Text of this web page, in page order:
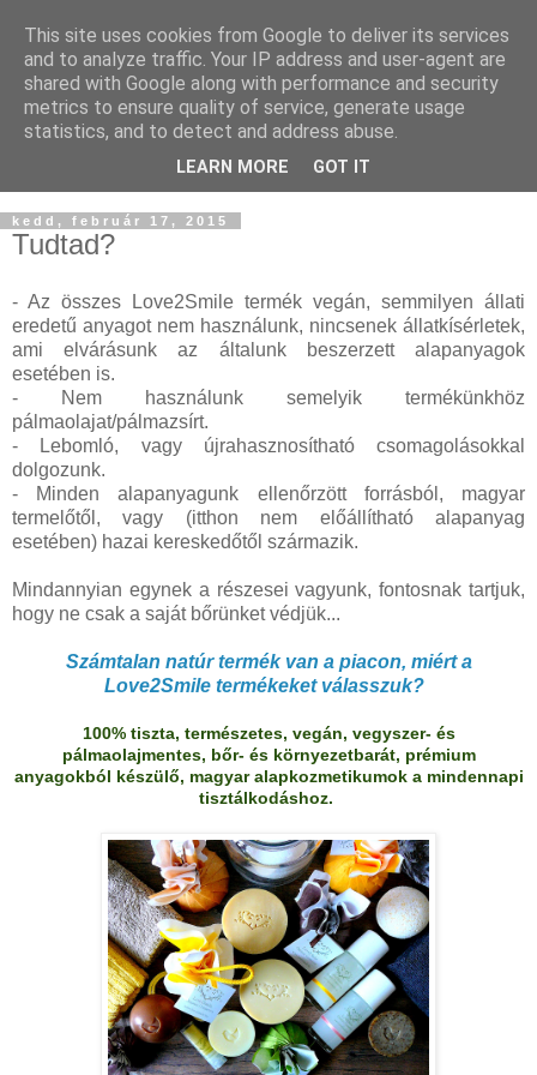
kedd, február 17, 2015
Tudtad?
- Az összes Love2Smile termék vegán, semmilyen állati
eredetű anyagot nem használunk, nincsenek állatkísérletek,
ami elvárásunk az általunk beszerzett alapanyagok
esetében is.
- Nem használunk semelyik termékünkhöz
pálmaolajat/pálmazsírt.
- Lebomló, vagy újrahasznosítható csomagolásokkal
dolgozunk.
- Minden alapanyagunk ellenőrzött forrásból, magyar
termelőtől, vagy (itthon nem előállítható alapanyag
esetében) hazai kereskedőtől származik.
Mindannyian egynek a részesei vagyunk, fontosnak tartjuk,
hogy ne csak a saját bőrünket védjük...
Számtalan natúr termék van a piacon, miért a
Love2Smile termékeket válasszuk?
100% tiszta, természetes, vegán, vegyszer- és
pálmaolajmentes, bőr- és környezetbarát, prémium
anyagokból készülő, magyar alapkozmetikumok a mindennapi
tisztálkodáshoz.
This site uses cookies from Google to deliver its services
and to analyze traffic. Your IP address and user-agent are
shared with Google along with performance and security
metrics to ensure quality of service, generate usage
statistics, and to detect and address abuse.
LEARN MORE GOT IT